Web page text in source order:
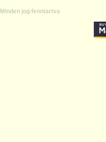
jog fenntartva